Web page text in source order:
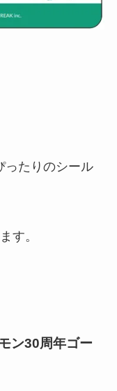
ったりのシール
す。
ン30周年ゴー